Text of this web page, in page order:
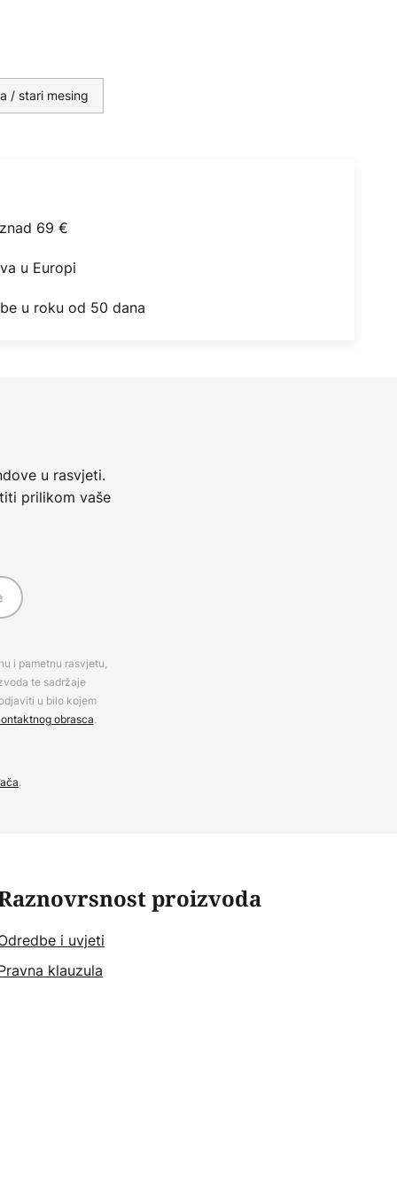
/ stari mesing
69 €
u Europi
u roku od 50 dana
u rasvjeti.
prilikom vaše
i pametnu rasvjetu,
te sadržaje
u bilo kojem
obrasca.
.
proizvoda
i uvjeti
klauzula